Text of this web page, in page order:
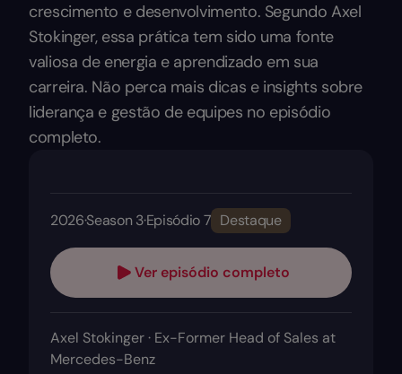
crescimento e desenvolvimento. Segundo Axel
Stokinger, essa prática tem sido uma fonte
valiosa de energia e aprendizado em sua
carreira. Não perca mais dicas e insights sobre
liderança e gestão de equipes no episódio
completo.
2026·Season 3·Episódio 7 Destaque
Ver episódio completo
Axel Stokinger · Ex-Former Head of Sales at
Mercedes-Benz